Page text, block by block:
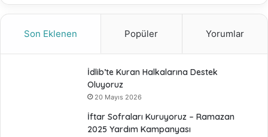
Son Eklenen Popüler Yorumlar
İdlib’te Kuran Halkalarına Destek
Oluyoruz
20 Mayıs 2026
İftar Sofraları Kuruyoruz – Ramazan
2025 Yardım Kampanyası